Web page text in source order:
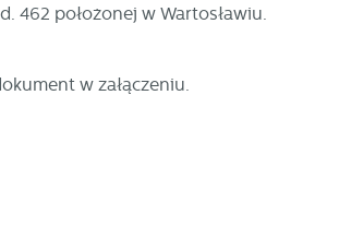
462 położonej w Wartosławiu.
w załączeniu.